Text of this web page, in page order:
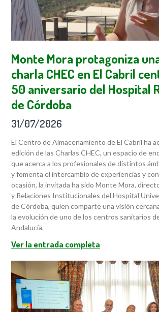
Monte Mora protagoniza
charla CHEC en El Cabril
50 aniversario del Hospital
de Córdoba
31/07/2026
El Centro de Almacenamiento de El Cabril ha
edición de las Charlas CHEC, un espacio de
que acerca a los profesionales de distintos
y fomenta el intercambio de experiencias y
ocasión, la invitada ha sido Monte Mora,
y Relaciones Institucionales del Hospital
de Córdoba, quien comparte una visión
la evolución de uno de los centros sanitarios
Andalucía.
Ver la entrada completa